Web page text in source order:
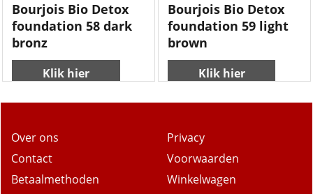
Bourjois Bio Detox
foundation 58 dark
bronz
Klik hier
Bourjois Bio Detox
foundation 59 light
brown
Klik hier
Over ons
Contact
Betaalmethoden
Privacy
Voorwaarden
Winkelwagen